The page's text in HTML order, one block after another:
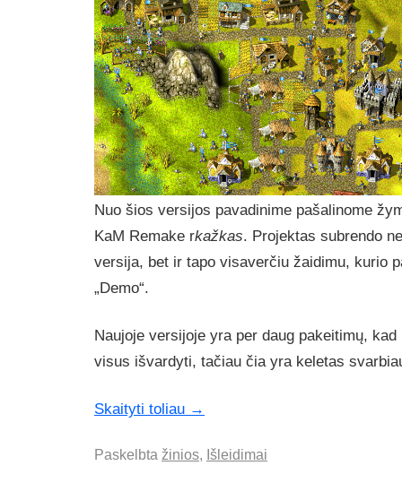
Nuo šios versijos pavadinime pašalinome
KaM Remake rkažkas. Projektas subrendo
versija, bet ir tapo visaverčiu žaidimu, kurio
„Demo“.
Naujoje versijoje yra per daug pakeitimų, kad
visus išvardyti, tačiau čia yra keletas
Skaityti toliau →
Paskelbta žinios, Išleidimai